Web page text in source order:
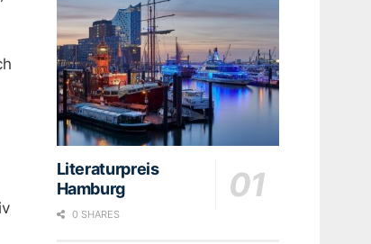
Literaturpreis
Hamburg
0 SHARES